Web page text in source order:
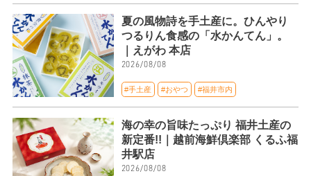
夏の風物詩を手土産に。ひんやり
つるりん食感の「水かんてん」。
｜えがわ 本店
2026/08/08
#手土産 #おやつ #福井市内
海の幸の旨味たっぷり 福井土産の
新定番!!｜越前海鮮倶楽部 くるふ福
井駅店
2026/08/08